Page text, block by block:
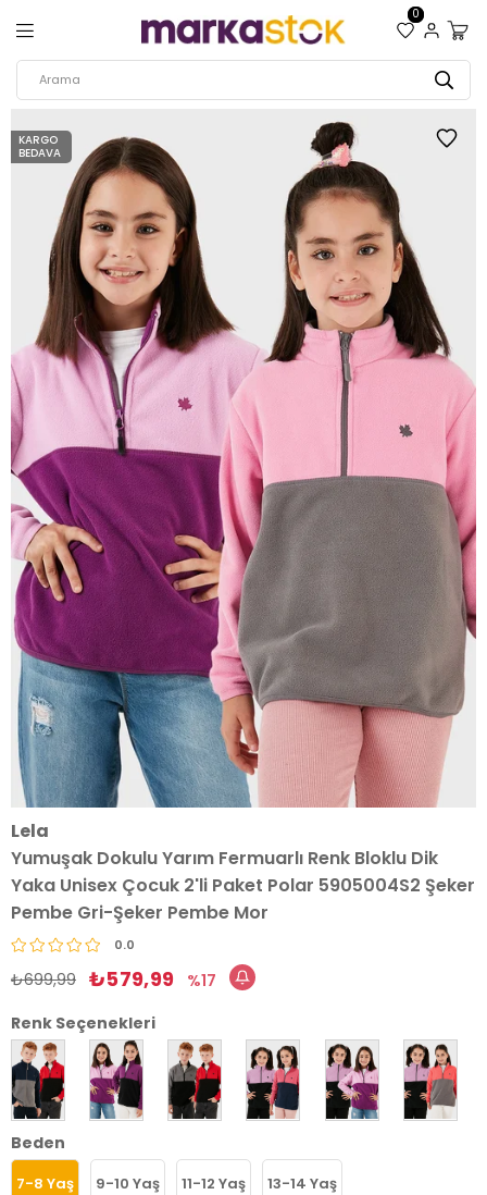
0
KARGO
BEDAVA
Lela
Yumuşak Dokulu Yarım Fermuarlı Renk Bloklu Dik
Yaka Unisex Çocuk 2'li Paket Polar 5905004S2 Şeker
Pembe Gri-Şeker Pembe Mor
0.0
₺699,99 ₺579,99
17
Renk Seçenekleri
Beden
7-8 Yaş 9-10 Yaş 11-12 Yaş 13-14 Yaş